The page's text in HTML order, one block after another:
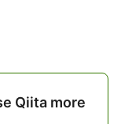
Qiita more